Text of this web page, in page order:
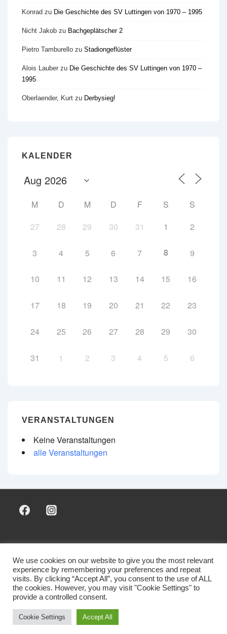
Konrad zu Die Geschichte des SV Luttingen von 1970 – 1995
Nicht Jakob zu Bachgeplätscher 2
Pietro Tamburello zu Stadiongeflüster
Alois Lauber zu Die Geschichte des SV Luttingen von 1970 –
1995
Oberlaender, Kurt zu Derbysieg!
KALENDER
M D M D F S
S
27
28 29 30 31 1 2
3 4 5 6 7 8 9
10 11 12 13 14 15 16
17 18 19 20 21 22 23
24 25 26 27 28 29 30
31 1 2 3 4 5 6
VERANSTALTUNGEN
Keine Veranstaltungen
alle Veranstaltungen
Menü
Impressum & Datenschutz
Copyright © 2026 SV Luttingen 1970 e. V.
We use cookies on our website to give you the most relevant
experience by remembering your preferences and repeat
visits. By clicking “Accept All”, you consent to the use of ALL
the cookies. However, you may visit "Cookie Settings" to
provide a controlled consent.
Cookie Settings Accept All